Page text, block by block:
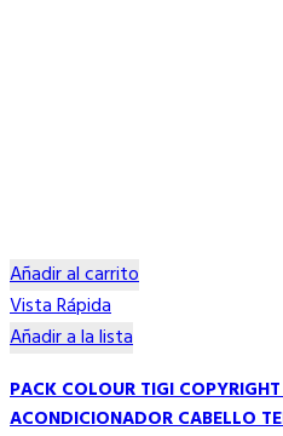
Añadir al carrito
Vista Rápida
Añadir a la lista
PACK COLOUR TIGI
ACONDICIONADOR CABELLO